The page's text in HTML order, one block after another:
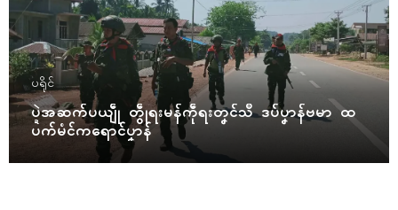
ပရိုၚ်
ပ္ဍဲအဆက်ပယျဵု တွဵုရးမန်ကဵုရးတၞၚ်သဳ ဒပ်ပၞာန်ဗမာ ထ
ပက်မံၚ်ကရောၚ်ပၞာန်